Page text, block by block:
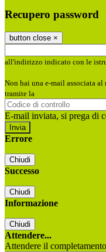
Recupero password
button close ×
all'indirizzo indicato con le
Non hai una e-mail associata
tramite la
E-mail inviata, si prega di
Errore
Chiudi
Successo
Chiudi
Informazione
Chiudi
Attendere...
Attendere il